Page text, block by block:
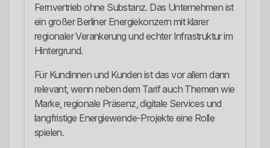
Fernvertrieb ohne Substanz. Das Unternehmen ist
ein großer Berliner Energiekonzern mit klarer
regionaler Verankerung und echter Infrastruktur im
Hintergrund.
Für Kundinnen und Kunden ist das vor allem dann
relevant, wenn neben dem Tarif auch Themen wie
Marke, regionale Präsenz, digitale Services und
langfristige Energiewende-Projekte eine Rolle
spielen.